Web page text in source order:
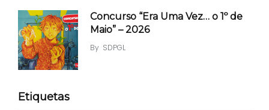
Concurso “Era Uma Vez… o 1º de
Maio” – 2026
By SDPGL
Etiquetas